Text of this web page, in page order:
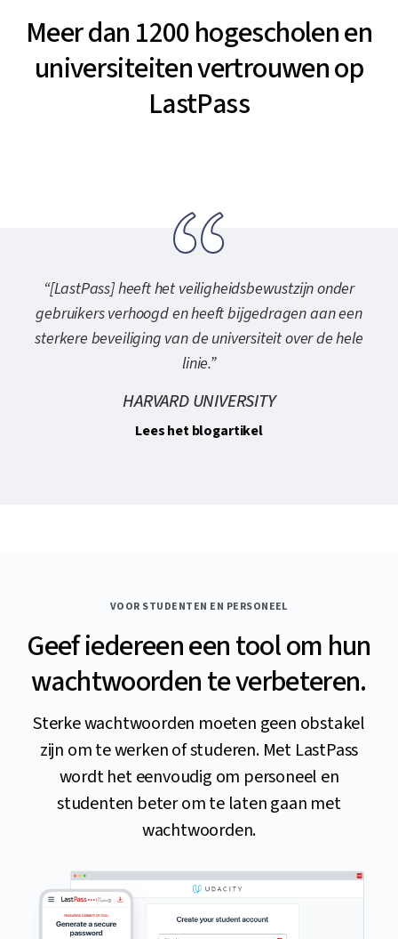
Meer dan 1200 hogescholen en
universiteiten vertrouwen op
LastPass
“[LastPass] heeft het veiligheidsbewustzijn onder
gebruikers verhoogd en heeft bijgedragen aan een
sterkere beveiliging van de universiteit over de hele
linie.”
HARVARD UNIVERSITY
Lees het blogartikel
VOOR STUDENTEN EN PERSONEEL
Geef iedereen een tool om hun
wachtwoorden te verbeteren.
Sterke wachtwoorden moeten geen obstakel
zijn om te werken of studeren. Met LastPass
wordt het eenvoudig om personeel en
studenten beter om te laten gaan met
wachtwoorden.